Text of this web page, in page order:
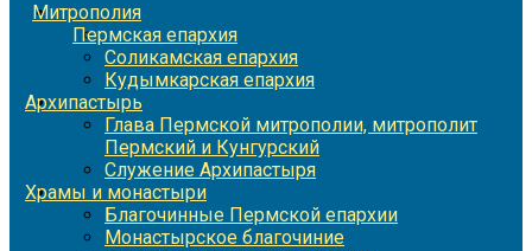
Митрополия
Пермская епархия
Соликамская епархия
Кудымкарская епархия
Архипастырь
Глава Пермской митрополии, митрополит
Пермский и Кунгурский
Служение Архипастыря
Храмы и монастыри
Благочинные Пермской епархии
Монастырское благочиние